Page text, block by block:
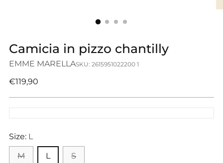
Camicia in pizzo chantilly
EMME MARELLASKU: 2615951022200 1
Prezzo
€119,90
Size: L
M
L S